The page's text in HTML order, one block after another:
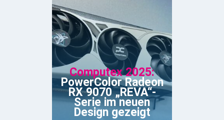
Computex 2025:
PowerColor Radeon
RX 9070 „REVA“-
Serie im neuen
Design gezeigt